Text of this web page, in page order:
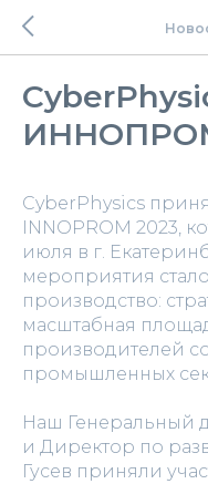
CyberPhysics
INNOPROM 2023,
июля в г.
мероприятия
производство:
масштабная
производителей
промышленных
Наш Генеральный
и Директор по
Гусев приняли